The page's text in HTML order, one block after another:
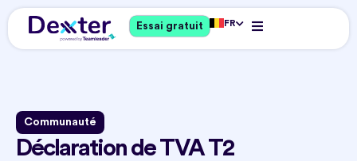
Essai gratuit FR
Communauté
Déclaration de TVA T2